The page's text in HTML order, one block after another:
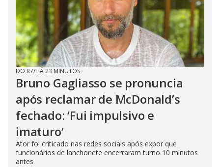
DO R7/HÁ 23 MINUTOS
Bruno Gagliasso se pronuncia
após reclamar de McDonald’s
fechado: ‘Fui impulsivo e
imaturo’
Ator foi criticado nas redes sociais após expor que
funcionários de lanchonete encerraram turno 10 minutos
antes